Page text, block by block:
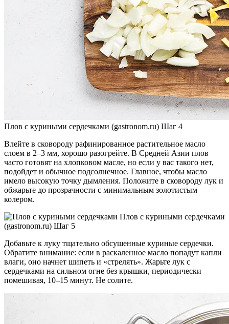
Плов с куриными сердечками (gastronom.ru) Шаг 4
Влейте в сковороду рафинированное растительное масло
слоем в 2–3 мм, хорошо разогрейте. В Средней Азии плов
часто готовят на хлопковом масле, но если у вас такого нет,
подойдет и обычное подсолнечное. Главное, чтобы масло
имело высокую точку дымления. Положите в сковороду лук и
обжарьте до прозрачности с минимальным золотистым
колером.
Плов с куриными сердечками
(gastronom.ru) Шаг 5
Добавьте к луку тщательно обсушенные куриные сердечки.
Обратите внимание: если в раскаленное масло попадут капли
влаги, оно начнет шипеть и «стрелять». Жарьте лук с
сердечками на сильном огне без крышки, периодически
помешивая, 10–15 минут. Не солите.